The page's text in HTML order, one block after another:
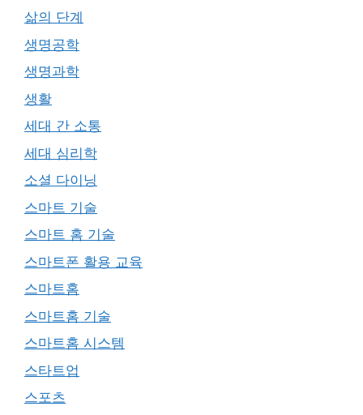
삶의 단계
생명공학
생명과학
생활
세대 간 소통
세대 심리학
소셜 다이닝
스마트 기술
스마트 홈 기술
스마트폰 활용 교육
스마트홈
스마트홈 기술
스마트홈 시스템
스타트업
스포츠